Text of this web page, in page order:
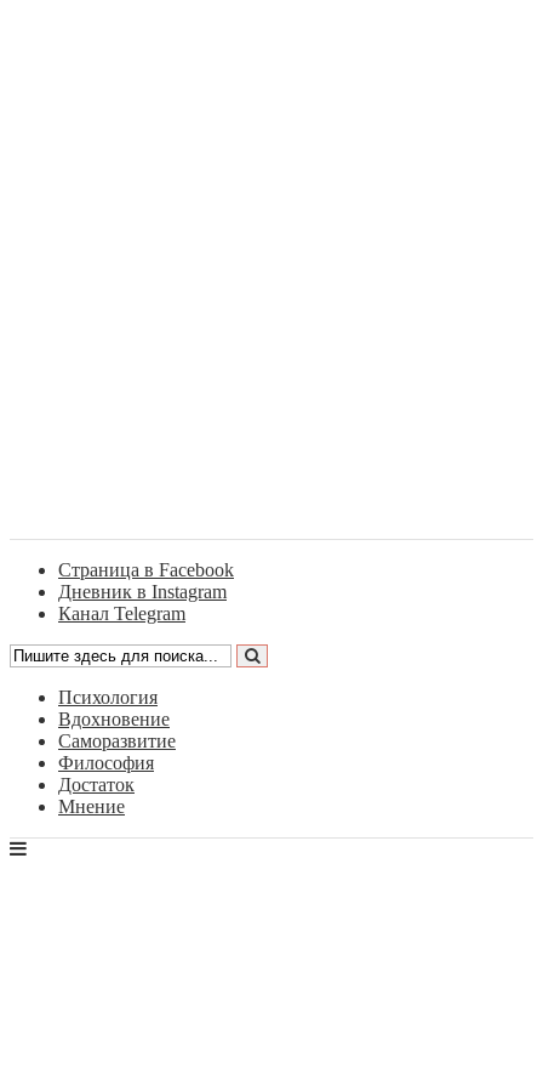
Страница в Facebook
Дневник в Instagram
Канал Telegram
Психология
Вдохновение
Саморазвитие
Философия
Достаток
Мнение